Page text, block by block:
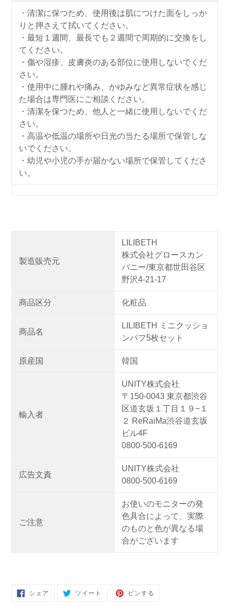
・清潔に保つため、使用後は肌につけた面をしっか
りと押さえて拭いてください。
・最短１週間、最長でも２週間で周期的に交換をし
てください。
・傷や湿疹、皮膚炎のある部位に使用しないでくだ
さい。
・使用中に腫れや痛み、かゆみなど異常症状を感じ
た場合は専門医にご相談ください。
・清潔を保つため、他人と一緒に使用しないでくだ
さい。
・高温や低温の場所や日光の当たる場所で保管しな
いでください。
・幼児や小児の手が届かない場所で保管してくださ
い。
製造販売元
LILIBETH
株式会社グロースカン
パニー/東京都世田谷区
野沢4-21-17
商品区分 化粧品
商品名
LILIBETH ミニクッショ
ンパフ5枚セット
原産国 韓国
輸入者
UNITY株式会社
〒150-0043 東京都渋谷
区道玄坂１丁目１９−１
２ ReRaiMa渋谷道玄坂
ビル4F
0800-500-6169
広告文責
UNITY株式会社
0800-500-6169
ご注意
お使いのモニターの発
色具合によって、実際
のものと色が異なる場
合がございます
シェア FACEBOOKツイート
TWITTERピンする